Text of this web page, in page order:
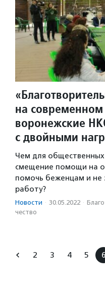
на современном
воронежские
с двойными
Чем для общественных
смещение помощи на
помочь беженцам и не
работу?
Новости · 30.05.2022 ·
чест­во
2 3 4 5 6